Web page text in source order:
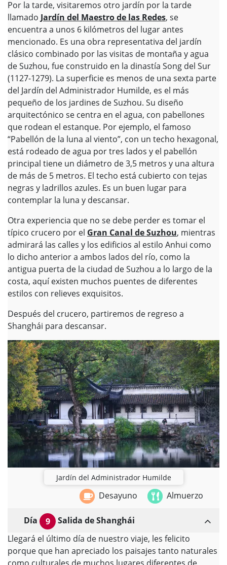
Por la tarde, visitaremos otro jardín por la tarde
llamado Jardín del Maestro de las Redes, se
encuentra a unos 6 kilómetros del lugar antes
mencionado. Es una obra representativa del jardín
clásico combinado por las visitas de montaña y agua
de Suzhou, fue construido en la dinastía Song del Sur
(1127-1279). La superficie es menos de una sexta parte
del Jardín del Administrador Humilde, es el más
pequeño de los jardines de Suzhou. Su diseño
arquitectónico se centra en el agua, con pabellones
que rodean el estanque. Por ejemplo, el famoso
“Pabellón de la luna al viento”, con un techo hexagonal,
está rodeado de agua por tres lados y el pabellón
principal tiene un diámetro de 3,5 metros y una altura
de más de 5 metros. El techo está cubierto con tejas
negras y ladrillos azules. Es un buen lugar para
contemplar la luna y descansar.
Otra experiencia que no se debe perder es tomar el
típico crucero por el Gran Canal de Suzhou, mientras
admirará las calles y los edificios al estilo Anhui como
lo dicho anterior a ambos lados del río, como la
antigua puerta de la ciudad de Suzhou a lo largo de la
costa, aquí existen muchos puentes de diferentes
estilos con relieves exquisitos.
Después del crucero, partiremos de regreso a
Shanghái para descansar.
Jardín del Administrador Humilde
Desayuno Almuerzo
Día 9
Salida de Shanghái
Llegará el último día de nuestro viaje, les felicito
porque que han apreciado los paisajes tanto naturales